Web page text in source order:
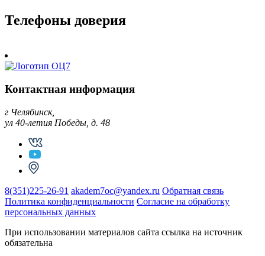
Телефоны доверия
Контактная информация
г Челябинск,
ул 40-летия Победы, д. 48
8(351)225-26-91 akadem7oc@yandex.ru Обратная связь
Политика конфиденциальности Согласие на обработку
персональных данных
При использовании материалов сайта ссылка на источник
обязательна